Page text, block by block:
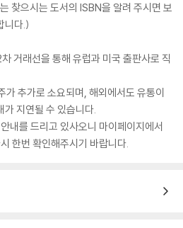
찾으시는 도서의 ISBN을 알려 주시면 보
니다.)
거래선을 통해 유럽과 미국 출판사로 직
추가로 소요되며, 해외에서도 유통이
가 지연될 수 있습니다.
내를 드리고 있사오니 마이페이지에서
한번 확인해주시기 바랍니다.